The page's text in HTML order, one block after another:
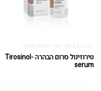
הבהרת כתמי עור ופיגמנטציה
טירוזינול סרום הבהרה -Tirosinol
serum